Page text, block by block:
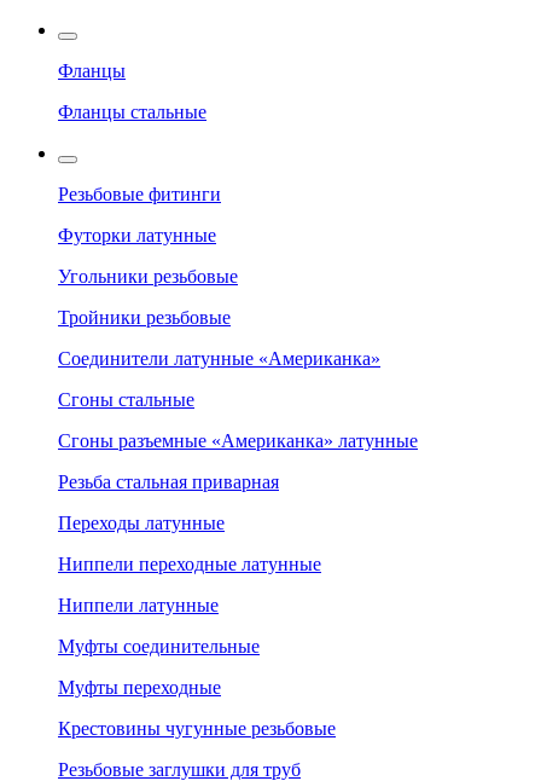
Фланцы
Фланцы стальные
Резьбовые фитинги
Футорки латунные
Угольники резьбовые
Тройники резьбовые
Соединители латунные «Американка»
Сгоны стальные
Сгоны разъемные «Американка» латунные
Резьба стальная приварная
Переходы латунные
Ниппели переходные латунные
Ниппели латунные
Муфты соединительные
Муфты переходные
Крестовины чугунные резьбовые
Резьбовые заглушки для труб